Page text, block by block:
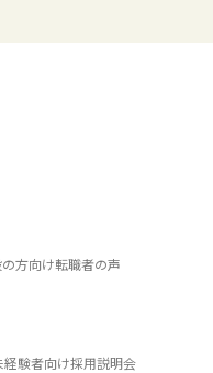
方向け転職者の声
経験者向け採用説明会